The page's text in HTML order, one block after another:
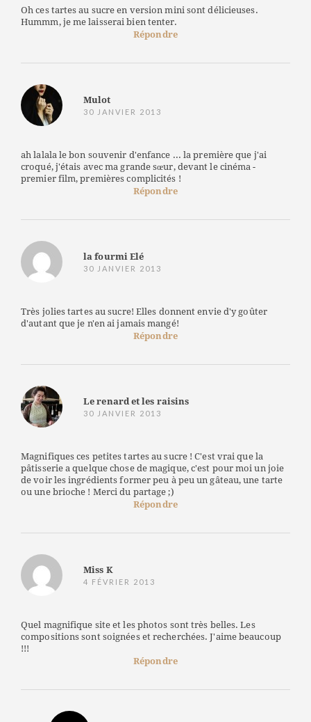
Oh ces tartes au sucre en version mini sont délicieuses.
Hummm, je me laisserai bien tenter.
Répondre
Mulot
30 JANVIER 2013
ah lalala le bon souvenir d'enfance ... la première que j'ai
croqué, j'étais avec ma grande sœur, devant le cinéma -
premier film, premières complicités !
Répondre
la fourmi Elé
30 JANVIER 2013
Très jolies tartes au sucre! Elles donnent envie d'y goûter
d'autant que je n'en ai jamais mangé!
Répondre
Le renard et les raisins
30 JANVIER 2013
Magnifiques ces petites tartes au sucre ! C'est vrai que la
pâtisserie a quelque chose de magique, c'est pour moi un joie
de voir les ingrédients former peu à peu un gâteau, une tarte
ou une brioche ! Merci du partage ;)
Répondre
Miss K
4 FÉVRIER 2013
Quel magnifique site et les photos sont très belles. Les
compositions sont soignées et recherchées. J'aime beaucoup
!!!
Répondre